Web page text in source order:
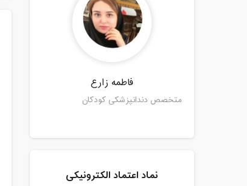
فاطمه زارع
متخصص دندانپزشکی کودکان
نماد اعتماد الکترونیکی